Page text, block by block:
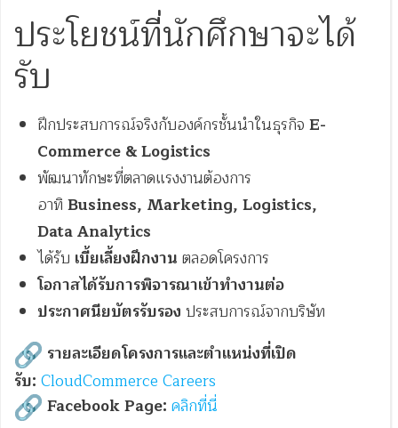
ประโยชน์ที่นักศึกษาจะได้
รับ
ฝึกประสบการณ์จริงกับองค์กรชั้นนำในธุรกิจ E-
Commerce & Logistics
พัฒนาทักษะที่ตลาดแรงงานต้องการ
อาทิ Business, Marketing, Logistics,
Data Analytics
ได้รับ เบี้ยเลี้ยงฝึกงาน ตลอดโครงการ
โอกาสได้รับการพิจารณาเข้าทำงานต่อ
ประกาศนียบัตรรับรอง ประสบการณ์จากบริษัท
รายละเอียดโครงการและตำแหน่งที่เปิด
รับ: CloudCommerce Careers
Facebook Page: คลิกที่นี่